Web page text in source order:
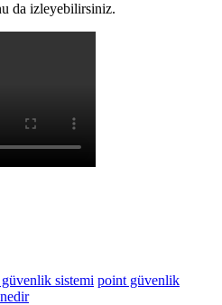
da izleyebilirsiniz.
sistemi point güvenlik